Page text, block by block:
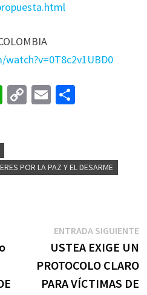
W
sA
p
C
Li
E C
ar
POR LA PAZ Y EL DESARME
ENTRADA SIGUIENTE
USTEA EXIGE UN
PROTOCOLO CLARO
PARA VÍCTIMAS DE